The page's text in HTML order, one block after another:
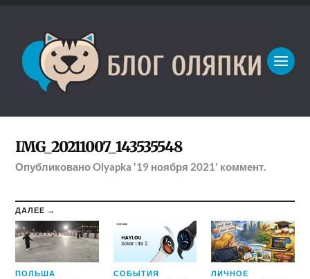
IMG_20211007_143535548
ОпубликованоOlyapka '19 ноября 2021' коммент.
ДАЛЕЕ →
ПОЛЬША СОБЫТИЯ ЛИЧНОЕ